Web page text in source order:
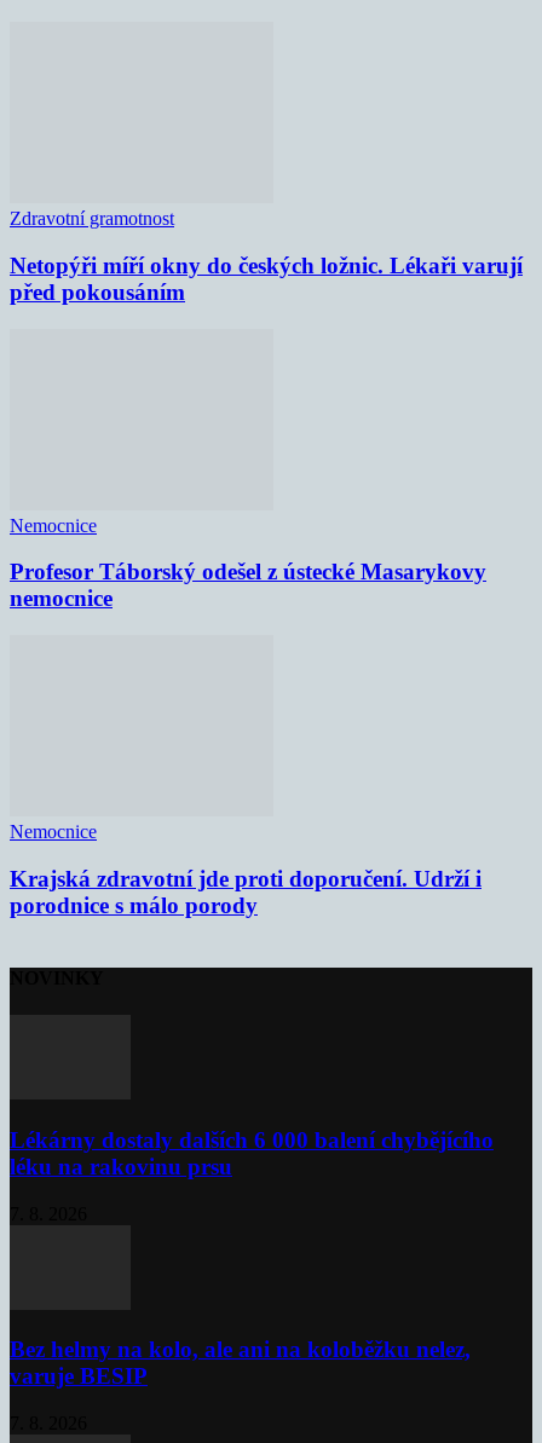
Zdravotní gramotnost
Netopýři míří okny do českých ložnic. Lékaři varují
před pokousáním
Nemocnice
Profesor Táborský odešel z ústecké Masarykovy
nemocnice
Nemocnice
Krajská zdravotní jde proti doporučení. Udrží i
porodnice s málo porody
Lékárny dostaly dalších 6 000 balení chybějícího
léku na rakovinu prsu
Bez helmy na kolo, ale ani na koloběžku nelez,
varuje BESIP